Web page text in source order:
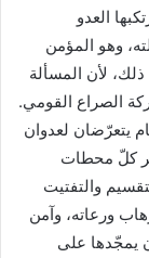
العدو
وهو المؤمن
لأن المسألة
الصراع القومي.
يتعرّضان لعدوان
كلّ محطات
والتفتيت
ورعاته، وآمن
يمجّدها على